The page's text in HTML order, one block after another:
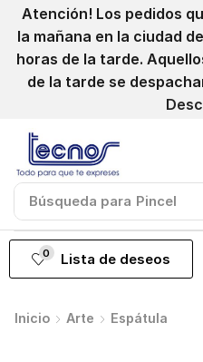
Atención! Los pedidos
la mañana en la ciudad
horas de la tarde.
de la tarde se
Búsqueda para Pincel
0 Lista de deseos
Inicio Arte Espátula